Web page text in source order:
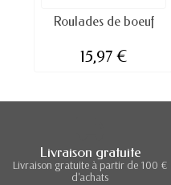
Roulades de boeuf
15,97 €
Livraison gratuite
Livraison gratuite à partir de 100 €
d'achats